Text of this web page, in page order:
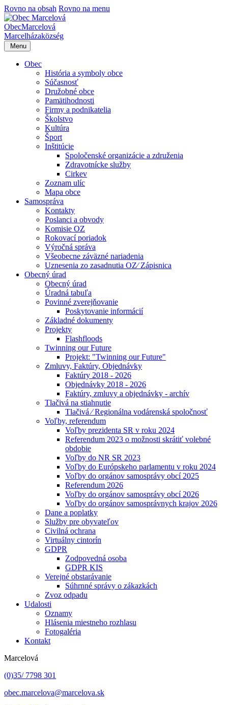
Rovno na obsah Rovno na menu
ObecMarcelová
Marcelházaközség
Menu
Obec
História a symboly obce
Súčasnosť
Družobné obce
Pamätihodnosti
Firmy a podnikatelia
Školstvo
Kultúra
Šport
Inštitúcie
Spoločenské organizácie a združenia
Zdravotnícke služby
Cirkev
Zoznam ulíc
Mapa obce
Samospráva
Kontakty
Poslanci a obvody
Komisie OZ
Rokovací poriadok
Výročná správa
Všeobecne záväzné nariadenia
Uznesenia zo zasadnutia OZ⁄ Zápisnica
Obecný úrad
Obecný úrad
Úradná tabuľa
Povinné zverejňovanie
Poskytovanie informácií
Základné dokumenty
Projekty
Flashfloods
Twinning our Future
Projekt: "Twinning our Future"
Zmluvy, Faktúry, Objednávky
Faktúry 2018 - 2026
Objednávky 2018 - 2026
Faktúry, zmluvy a objednávky - archív
Tlačivá na stiahnutie
Tlačivá ⁄ Regionálna vodárenská spoločnosť
Voľby, referendum
Voľby prezidenta SR v roku 2024
Referendum 2023 o možnosti skrátiť volebné
obdobie
Voľby do NR SR 2023
Voľby do Európskeho parlamentu v roku 2024
Voľby do orgánov samosprávy obcí 2025
Referendum 2026
Voľby do orgánov samosprávy obcí 2026
Voľby do orgánov samosprávnych krajov 2026
Dane a poplatky
Služby pre obyvateľov
Civilná ochrana
Virtuálny cintorín
GDPR
Zodpovedná osoba
GDPR KIS
Verejné obstarávanie
Súhrnné správy o zákazkách
Zvoz odpadu
Udalosti
Oznamy
Hlásenia miestneho rozhlasu
Fotogaléria
Kontakt
Marcelová
(0)35/ 7798 301
obec.marcelova@marcelova.sk